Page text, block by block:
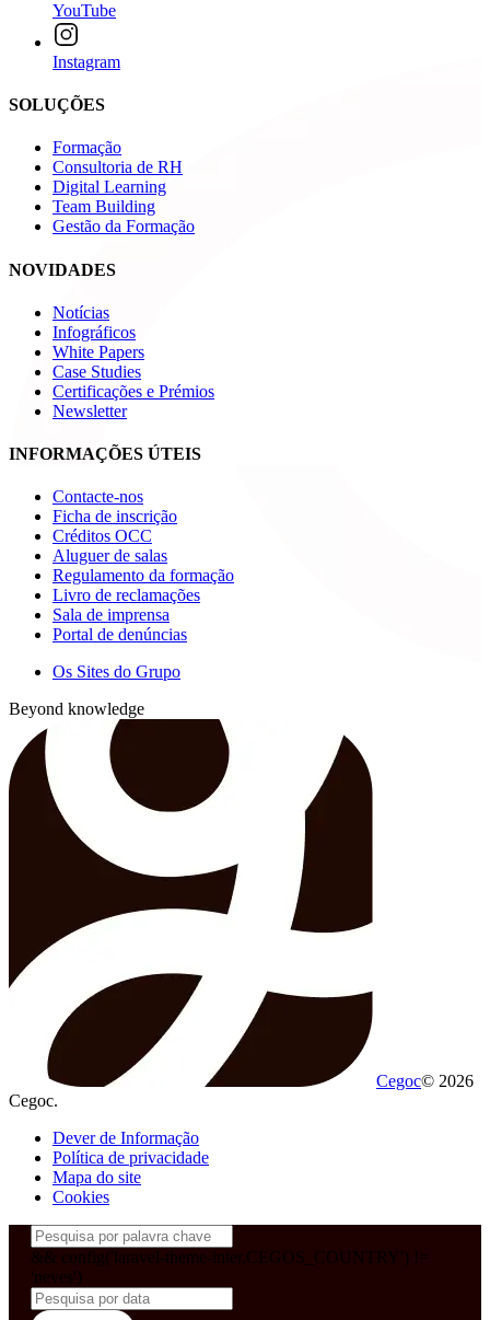
YouTube
Instagram
SOLUÇÕES
Formação
Consultoria de RH
Digital Learning
Team Building
Gestão da Formação
NOVIDADES
Notícias
Infográficos
White Papers
Case Studies
Certificações e Prémios
Newsletter
INFORMAÇÕES ÚTEIS
Contacte-nos
Ficha de inscrição
Créditos OCC
Aluguer de salas
Regulamento da formação
Livro de reclamações
Sala de imprensa
Portal de denúncias
Os Sites do Grupo
Beyond knowledge
Cegoc© 2026
Cegoc.
Dever de Informação
Política de privacidade
Mapa do site
Cookies
&& config('laravel-theme-inter.CEGOS_COUNTRY') !=
'neves')